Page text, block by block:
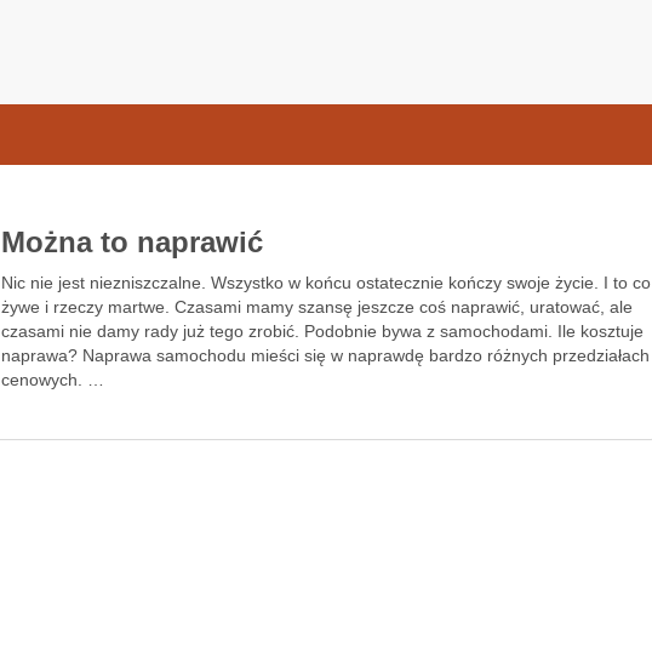
Można to naprawić
Nic nie jest niezniszczalne. Wszystko w końcu ostatecznie kończy swoje życie. I to co
żywe i rzeczy martwe. Czasami mamy szansę jeszcze coś naprawić, uratować, ale
czasami nie damy rady już tego zrobić. Podobnie bywa z samochodami. Ile kosztuje
naprawa? Naprawa samochodu mieści się w naprawdę bardzo różnych przedziałach
cenowych. …